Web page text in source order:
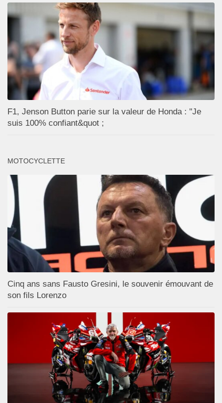
F1, Jenson Button parie sur la valeur de Honda : "Je
suis 100% confiant&quot ;
MOTOCYCLETTE
Cinq ans sans Fausto Gresini, le souvenir émouvant de
son fils Lorenzo